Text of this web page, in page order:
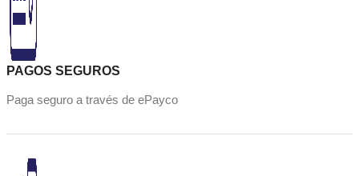
PAGOS SEGUROS
Paga seguro a través de ePayco